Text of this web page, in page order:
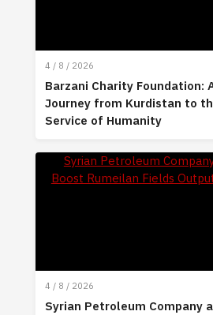
4 / 8 / 2026
Barzani Charity Foundation:
Journey from Kurdistan to
Service of Humanity
4 / 8 / 2026
Syrian Petroleum Company